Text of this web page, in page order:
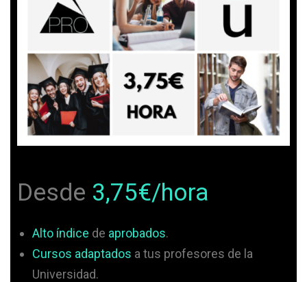
Desde 3,75€/hora
Alto índice de aprobados.
Cursos adaptados a tus profesores de la
Universidad.